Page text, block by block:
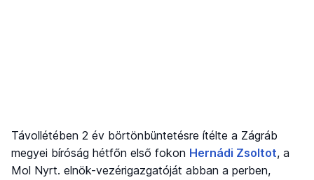
Távollétében 2 év börtönbüntetésre ítélte a Zágráb
megyei bíróság hétfőn első fokon Hernádi Zsoltot, a
Mol Nyrt. elnök-vezérigazgatóját abban a perben,